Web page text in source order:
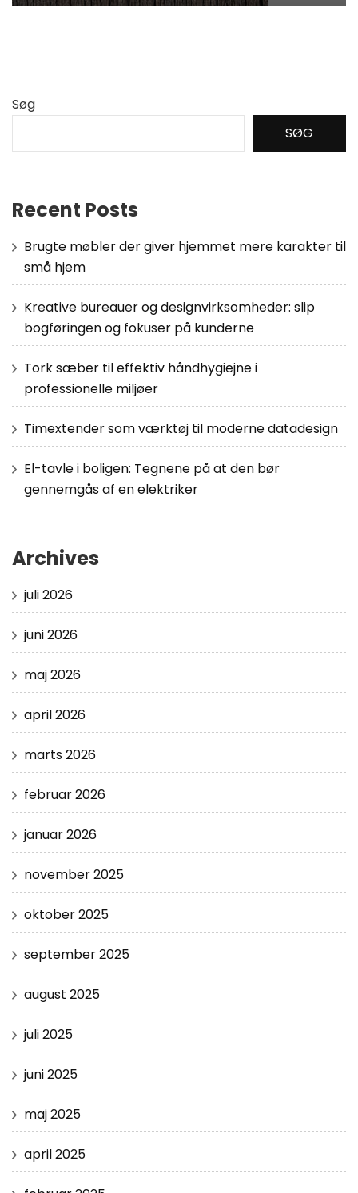
Søg
SØG
Recent Posts
Brugte møbler der giver hjemmet mere karakter til
små hjem
Kreative bureauer og designvirksomheder: slip
bogføringen og fokuser på kunderne
Tork sæber til effektiv håndhygiejne i
professionelle miljøer
Timextender som værktøj til moderne datadesign
El-tavle i boligen: Tegnene på at den bør
gennemgås af en elektriker
Archives
juli 2026
juni 2026
maj 2026
april 2026
marts 2026
februar 2026
januar 2026
november 2025
oktober 2025
september 2025
august 2025
juli 2025
juni 2025
maj 2025
april 2025